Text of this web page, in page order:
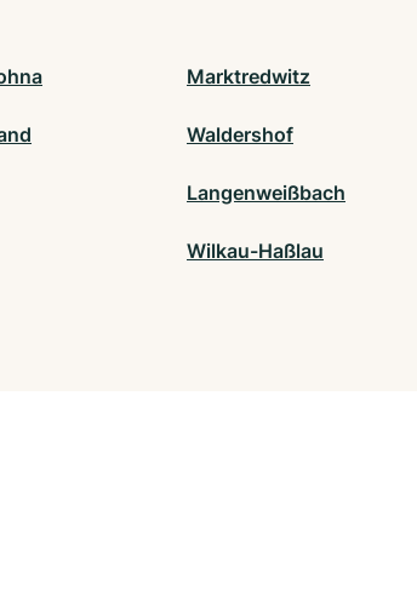
Marktredwitz
Waldershof
Langenweißbach
Wilkau-Haßlau